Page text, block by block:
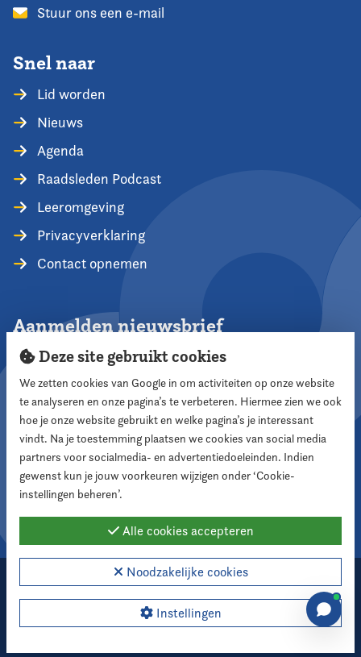
Stuur ons een e-mail
Snel naar
Lid worden
Nieuws
Agenda
Raadsleden Podcast
Leeromgeving
Privacyverklaring
Contact opnemen
Aanmelden nieuwsbrief
Aanmelden
Volg ons
2026 Nederlandse Vereniging voor Raadsleden
Cookie instellingen
Deze site gebruikt cookies
We zetten cookies van Google in om activiteiten op onze website
te analyseren en onze pagina’s te verbeteren. Hiermee zien we ook
hoe je onze website gebruikt en welke pagina’s je interessant
vindt. Na je toestemming plaatsen we cookies van social media
partners voor socialmedia- en advertentiedoeleinden. Indien
gewenst kun je jouw voorkeuren wijzigen onder ‘Cookie-
instellingen beheren’.
Alle cookies accepteren
Noodzakelijke cookies
Instellingen